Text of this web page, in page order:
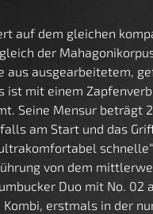
auf dem gleichen
der
aus ausgearbeitetem,
ist mit einem
Seine Mensur beträgt
am Start und das
von dem
Duo mit No. 02
erstmals in der